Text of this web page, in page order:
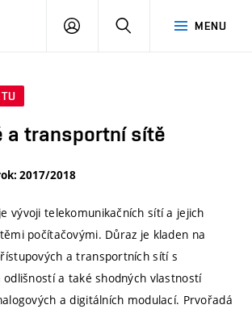
MENU
PŘIHLÁSIT
a transportní sítě
2017/2018
vývoji telekomunikačních sítí a jejich
počítačovými. Důraz je kladen na
a transportních sítí s
odlišností a také shodných vlastností
a digitálních modulací. Prvořadá